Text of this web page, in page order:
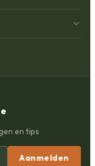
en tips
Aanmelden